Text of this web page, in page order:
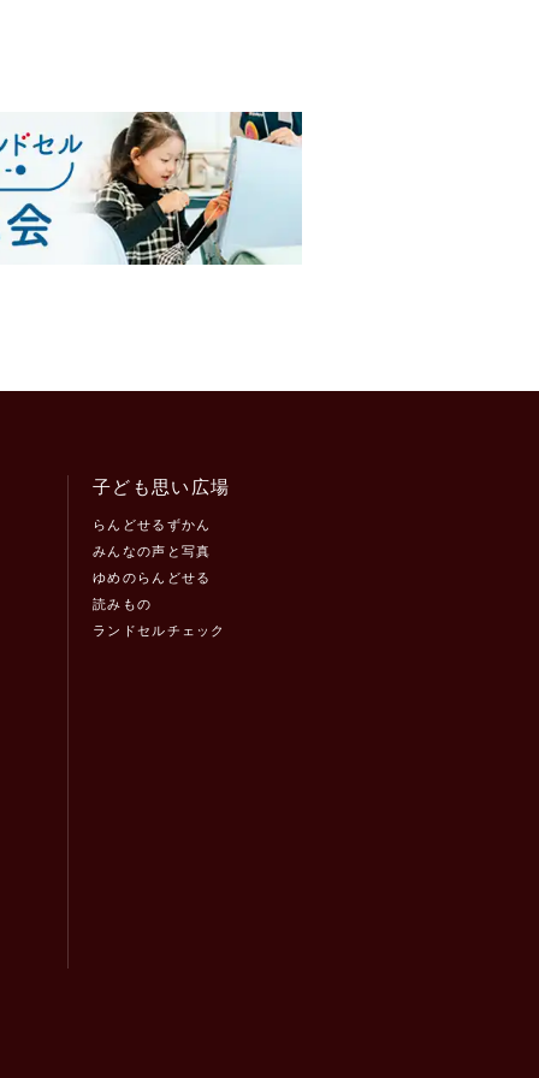
子ども思い広場
らんどせるずかん
みんなの声と写真
ゆめのらんどせる
読みもの
ランドセルチェック